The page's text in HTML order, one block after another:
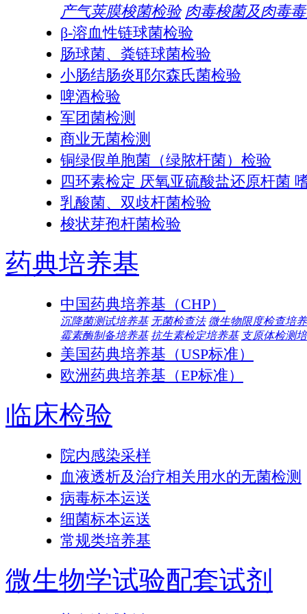
产气荚膜梭菌检验 肉毒梭菌及肉毒
β-溶血性链球菌检验
肠球菌、粪链球菌检验
小肠结肠炎耶尔森氏菌检验
啤酒检验
军团菌检测
商业无菌检测
铜绿假单胞菌（绿脓杆菌）检验
四环素检定 厌氧亚硫酸盐还原杆菌
乳酸菌、双歧杆菌检验
梭状芽孢杆菌检验
药典培养基
中国药典培养基（CHP）
沉降菌测试培养基 无菌检查法 微生物限度检查培
霉素酶制备培养基 抗生素检定培养基 支原体检测
美国药典培养基（USP标准）
欧洲药典培养基（EP标准）
临床检验
院内感染采样
血液透析及治疗相关用水的无菌检测
病毒标本运送
细菌标本运送
常规类培养基
微生物学试验配套试剂